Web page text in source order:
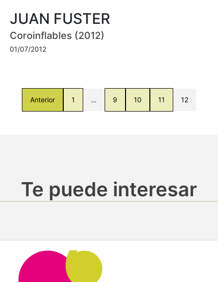
JUAN FUSTER
Coroinflables (2012)
01/07/2012
Anterior 1 … 9 10 11 12
Te puede interesar